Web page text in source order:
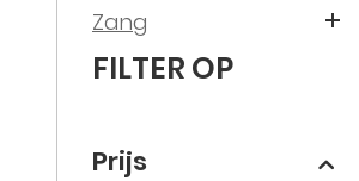
Zang
FILTER OP
Prijs